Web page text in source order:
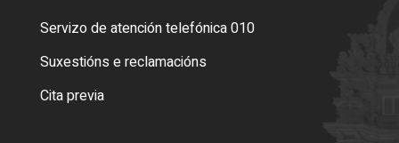
Servizo de atención telefónica 010
Suxestións e reclamacións
Cita previa